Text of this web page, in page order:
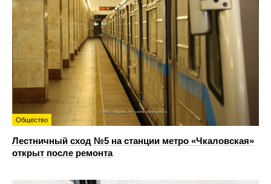
Общество
Лестничный сход №5 на станции метро «Чкаловская»
открыт после ремонта